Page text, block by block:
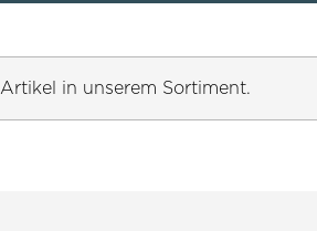
in unserem Sortiment.